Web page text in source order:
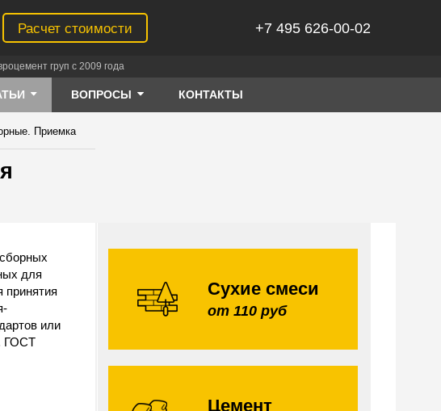
Расчет стоимости +7 495 626-00-02
груп с 2009 года
ВОПРОСЫ КОНТАКТЫ
Приемка
для
принятия
или
ГОСТ
Сухие смеси
от 110 руб
Цемент